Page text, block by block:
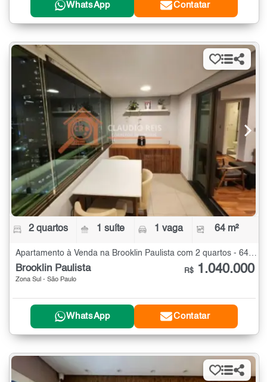
WhatsApp Contatar
2 quartos 1 suíte 1 vaga 64 m²
Brooklin Paulista
Zona Sul - São Paulo
R$ 1.040.000
WhatsApp Contatar